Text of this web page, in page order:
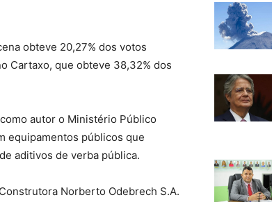
obteve 20,27% dos votos
Cartaxo, que obteve 38,32% dos
autor o Ministério Público
equipamentos públicos que
aditivos de verba pública.
Norberto Odebrech S.A.